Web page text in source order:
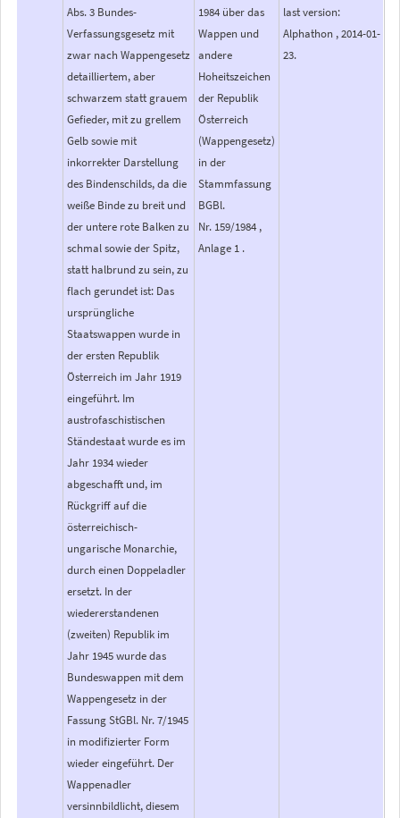
Abs. 3 Bundes-
Verfassungsgesetz mit
zwar nach Wappengesetz
detailliertem, aber
schwarzem statt grauem
Gefieder, mit zu grellem
Gelb sowie mit
inkorrekter Darstellung
des Bindenschilds, da die
weiße Binde zu breit und
der untere rote Balken zu
schmal sowie der Spitz,
statt halbrund zu sein, zu
flach gerundet ist: Das
ursprüngliche
Staatswappen wurde in
der ersten Republik
Österreich im Jahr 1919
eingeführt. Im
austrofaschistischen
Ständestaat wurde es im
Jahr 1934 wieder
abgeschafft und, im
Rückgriff auf die
österreichisch-
ungarische Monarchie,
durch einen Doppeladler
ersetzt. In der
wiedererstandenen
(zweiten) Republik im
Jahr 1945 wurde das
Bundeswappen mit dem
Wappengesetz in der
Fassung StGBl. Nr. 7/1945
in modifizierter Form
wieder eingeführt. Der
Wappenadler
versinnbildlicht, diesem
1984 über das
Wappen und
andere
Hoheitszeichen
der Republik
Österreich
(Wappengesetz)
in der
Stammfassung
BGBl.
Nr. 159/1984 ,
Anlage 1 .
last version:
Alphathon , 2014-01-
23.